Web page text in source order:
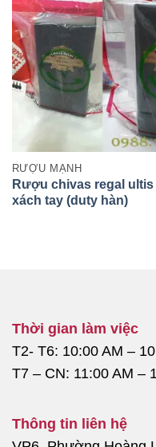
RƯỢU MẠNH
Rượu chivas regal ultis
xách tay (duty hàn)
Thời gian làm việc
T2- T6: 10:00 AM –
T7 – CN: 11:00 AM –
Thông tin liên hệ